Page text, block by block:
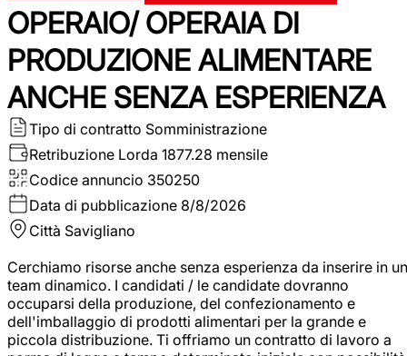
OPERAIO/ OPERAIA DI
PRODUZIONE ALIMENTARE
ANCHE SENZA ESPERIENZA
Tipo di contratto Somministrazione
Retribuzione Lorda 1877.28 mensile
Codice annuncio 350250
Data di pubblicazione 8/8/2026
Città Savigliano
Cerchiamo risorse anche senza esperienza da inserire in un
team dinamico. I candidati / le candidate dovranno
occuparsi della produzione, del confezionamento e
dell'imballaggio di prodotti alimentari per la grande e
piccola distribuzione. Ti offriamo un contratto di lavoro a